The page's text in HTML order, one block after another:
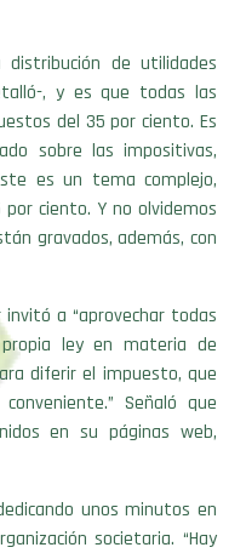
distribución de utilidades
, y es que todas las
del 35 por ciento. Es
sobre las impositivas,
es un tema complejo,
ciento. Y no olvidemos
gravados, además, con
a “aprovechar todas
ley en materia de
diferir el impuesto, que
Señaló que
en su páginas web,
unos minutos en
societaria. “Hay